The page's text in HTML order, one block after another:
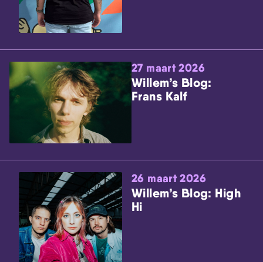
27 maart 2026
Willem’s Blog:
Frans Kalf
26 maart 2026
Willem’s Blog: High
Hi